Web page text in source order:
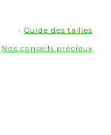
•Guide des tailles
Nos conseils précieux